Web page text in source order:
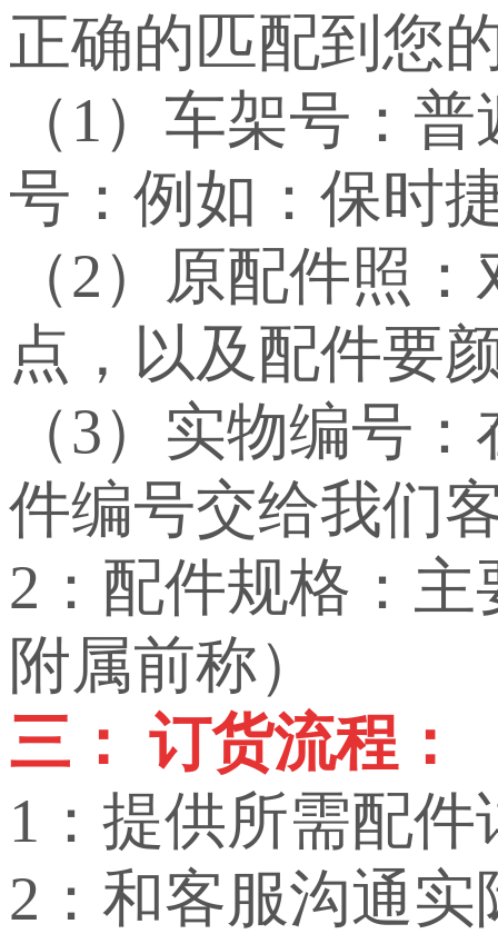
正确的匹配到您
（1）车架号：
号：例如：保时
（2）原配件照
点，以及配件要
（3）实物编号
件编号交给我们
2：配件规格：
附属前称）
三： 订货流程：
1：提供所需配
2：和客服沟通实